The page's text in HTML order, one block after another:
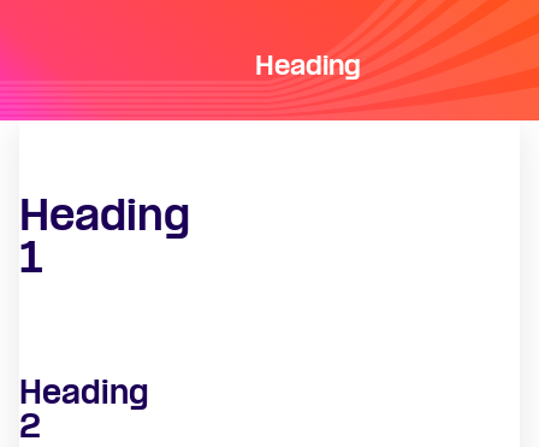
Heading
Heading
1
Heading
2